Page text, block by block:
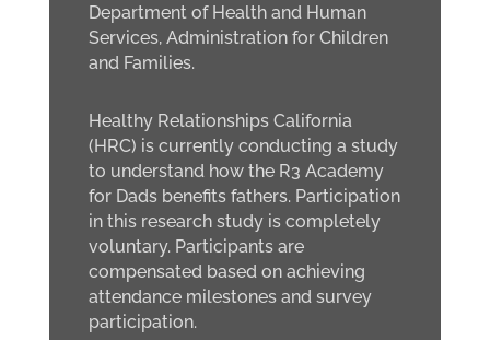
Department of Health and Human
Services, Administration for Children
and Families.
Healthy Relationships California
(HRC) is currently conducting a study
to understand how the R3 Academy
for Dads benefits fathers. Participation
in this research study is completely
voluntary. Participants are
compensated based on achieving
attendance milestones and survey
participation.